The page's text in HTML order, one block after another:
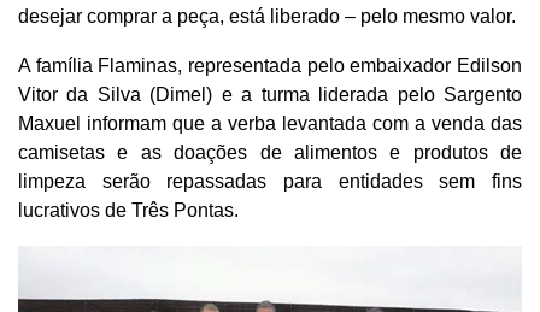
desejar comprar a peça, está liberado – pelo mesmo valor.
A família Flaminas, representada pelo embaixador Edilson
Vitor da Silva (Dimel) e a turma liderada pelo Sargento
Maxuel informam que a verba levantada com a venda das
camisetas e as doações de alimentos e produtos de
limpeza serão repassadas para entidades sem fins
lucrativos de Três Pontas.